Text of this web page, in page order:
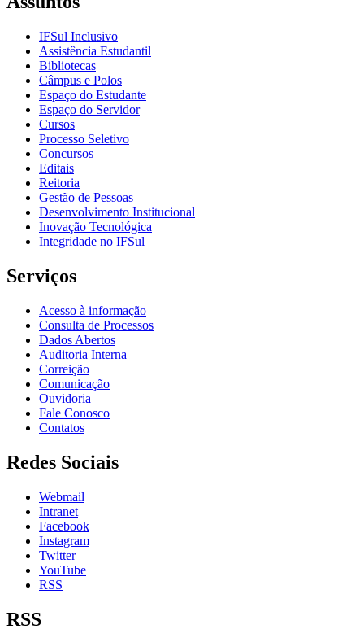
IFSul Inclusivo
Assistência Estudantil
Bibliotecas
Câmpus e Polos
Espaço do Estudante
Espaço do Servidor
Cursos
Processo Seletivo
Concursos
Editais
Reitoria
Gestão de Pessoas
Desenvolvimento Institucional
Inovação Tecnológica
Integridade no IFSul
Serviços
Acesso à informação
Consulta de Processos
Dados Abertos
Auditoria Interna
Correição
Comunicação
Ouvidoria
Fale Conosco
Contatos
Redes Sociais
Webmail
Intranet
Facebook
Instagram
Twitter
YouTube
RSS
RSS